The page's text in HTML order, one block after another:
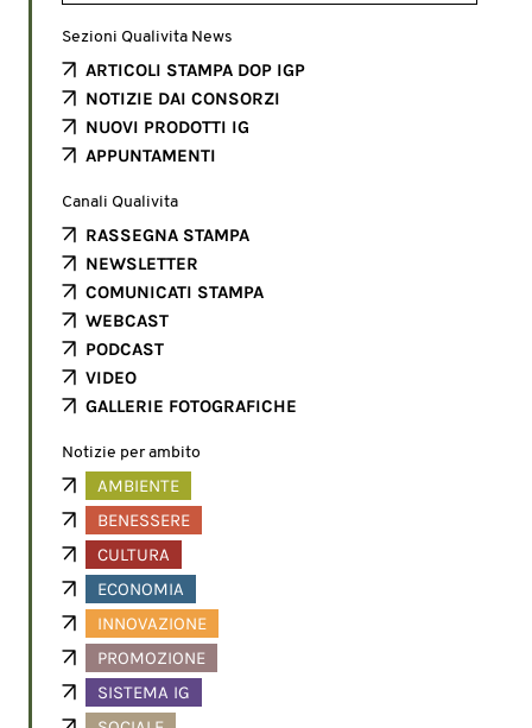
Sezioni Qualivita News
ARTICOLI STAMPA DOP IGP
NOTIZIE DAI CONSORZI
NUOVI PRODOTTI IG
APPUNTAMENTI
Canali Qualivita
RASSEGNA STAMPA
NEWSLETTER
COMUNICATI STAMPA
WEBCAST
PODCAST
VIDEO
GALLERIE FOTOGRAFICHE
Notizie per ambito
AMBIENTE
BENESSERE
CULTURA
ECONOMIA
INNOVAZIONE
PROMOZIONE
SISTEMA IG